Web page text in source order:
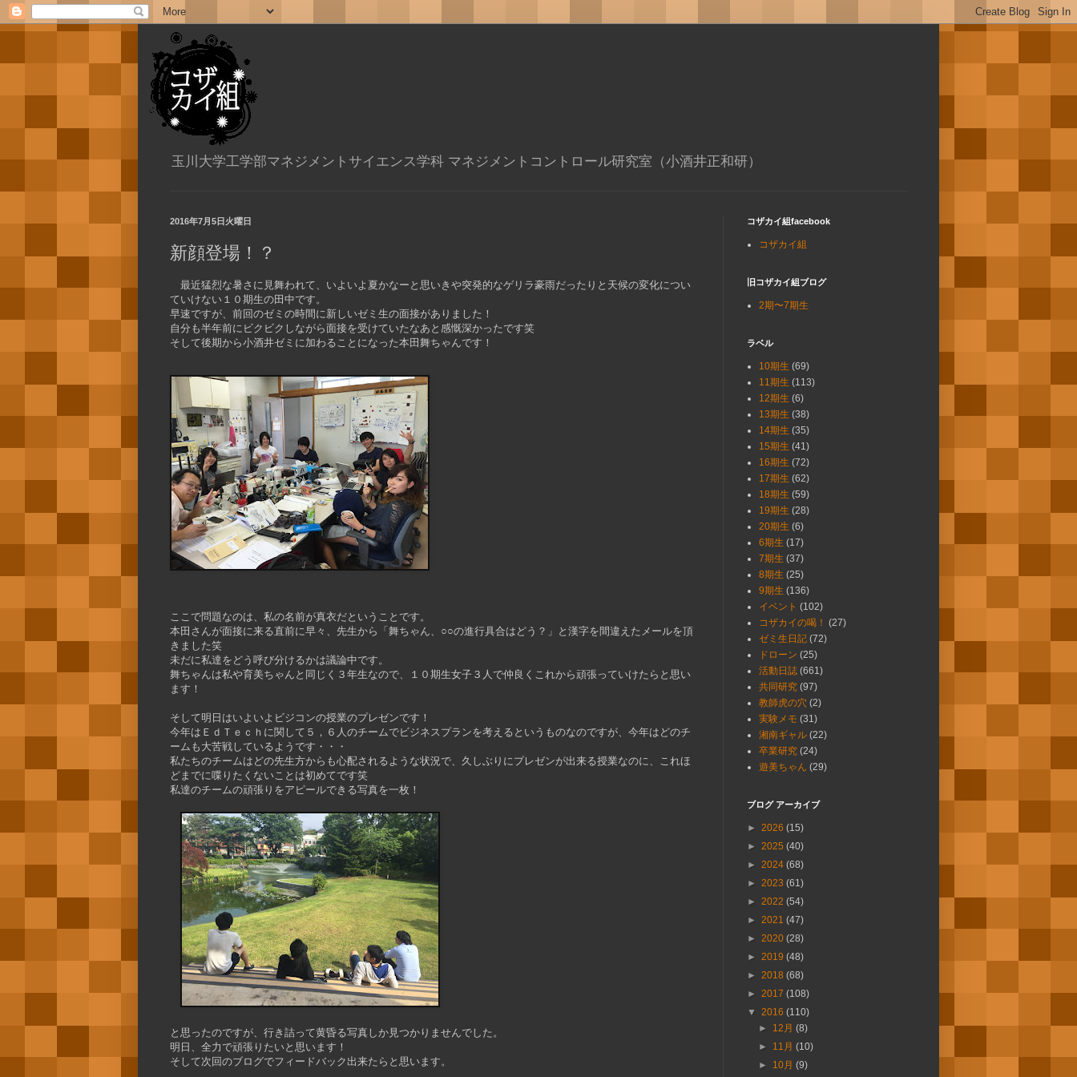
玉川大学工学部マネジメントサイエンス学科 マネジメントコントロール研究室（小酒井正和研）
2016年7月5日火曜日
新顔登場！？
最近猛烈な暑さに見舞われて、いよいよ夏かなーと思いきや突発的なゲリラ豪雨だったりと天候の変化につい
ていけない１０期生の田中です。
早速ですが、前回のゼミの時間に新しいゼミ生の面接がありました！
自分も半年前にビクビクしながら面接を受けていたなあと感慨深かったです笑
そして後期から小酒井ゼミに加わることになった本田舞ちゃんです！
ここで問題なのは、私の名前が真衣だということです。
本田さんが面接に来る直前に早々、先生から「舞ちゃん、○○の進行具合はどう？」と漢字を間違えたメールを頂
きました笑
未だに私達をどう呼び分けるかは議論中です。
舞ちゃんは私や育美ちゃんと同じく３年生なので、１０期生女子３人で仲良くこれから頑張っていけたらと思い
ます！
そして明日はいよいよビジコンの授業のプレゼンです！
今年はＥｄＴｅｃｈに関して５，６人のチームでビジネスプランを考えるというものなのですが、今年はどのチ
ームも大苦戦しているようです・・・
私たちのチームはどの先生方からも心配されるような状況で、久しぶりにプレゼンが出来る授業なのに、これほ
どまでに喋りたくないことは初めてです笑
私達のチームの頑張りをアピールできる写真を一枚！
と思ったのですが、行き詰って黄昏る写真しか見つかりませんでした。
明日、全力で頑張りたいと思います！
そして次回のブログでフィードバック出来たらと思います。
コザカイ組facebook
コザカイ組
旧コザカイ組ブログ
2期〜7期生
ラベル
10期生 (69)
11期生 (113)
12期生 (6)
13期生 (38)
14期生 (35)
15期生 (41)
16期生 (72)
17期生 (62)
18期生 (59)
19期生 (28)
20期生 (6)
6期生 (17)
7期生 (37)
8期生 (25)
9期生 (136)
イベント (102)
コザカイの喝！ (27)
ゼミ生日記 (72)
ドローン (25)
活動日誌 (661)
共同研究 (97)
教師虎の穴 (2)
実験メモ (31)
湘南ギャル (22)
卒業研究 (24)
遊美ちゃん (29)
ブログ アーカイブ
► 2026 (15)
► 2025 (40)
► 2024 (68)
► 2023 (61)
► 2022 (54)
► 2021 (47)
► 2020 (28)
► 2019 (48)
► 2018 (68)
► 2017 (108)
▼ 2016 (110)
► 12月(8)
► 11月(10)
► 10月(9)